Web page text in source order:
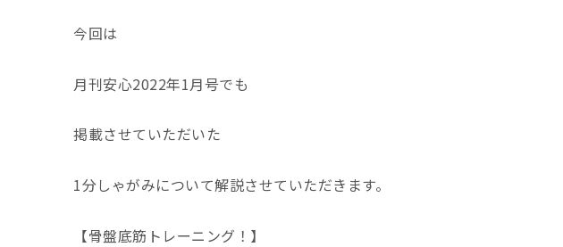
今回は
月刊安心2022年1月号でも
掲載させていただいた
1分しゃがみについて解説させていただきます。
【骨盤底筋トレーニング！】